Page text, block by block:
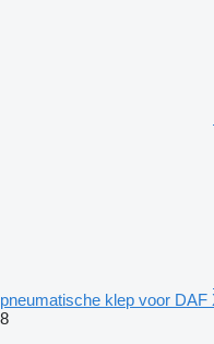
pneumatische klep voor
8